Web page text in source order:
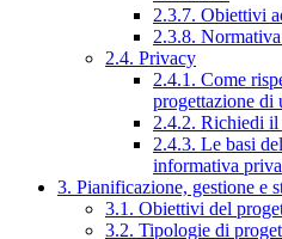
2.3.7. Obiettivi
2.3.8.
2.4. Privacy
2.4.1. Come
progettazione di
2.4.2. Richiedi il
2.4.3. Le basi
informativa
3. Pianificazione, gestione e
3.1. Obiettivi del
3.2. Tipologie di